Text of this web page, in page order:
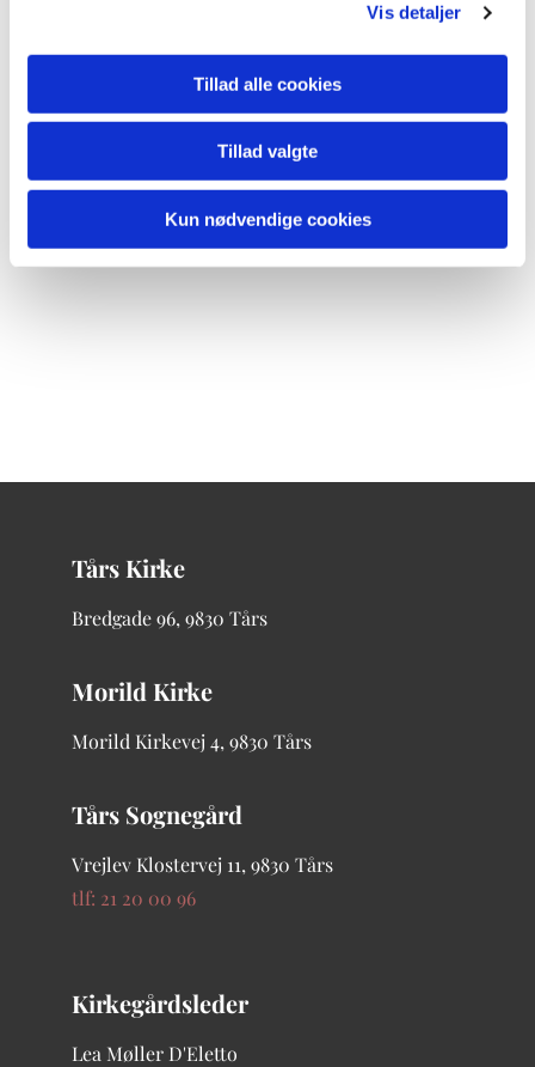
Vis detaljer
Tillad alle cookies
Tillad valgte
Kun nødvendige cookies
Tårs Kirke
Bredgade96, 9830 Tårs
Morild Kirke
Morild Kirkevej 4, 9830 Tårs
Tårs Sognegård
Vrejlev Klostervej 11, 9830 Tårs
tlf: 21 20 00 96
Kirkegårdsleder
Lea Møller D'Eletto